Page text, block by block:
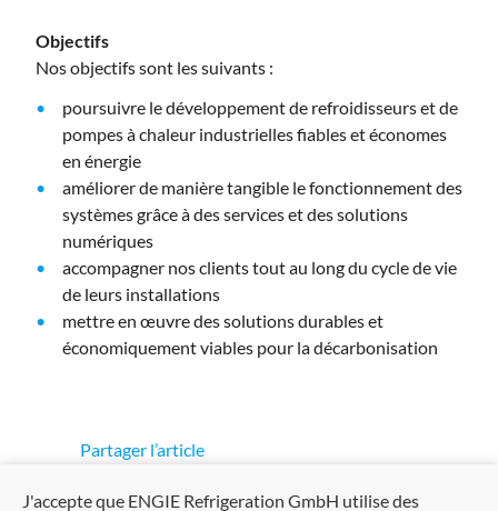
Objectifs
Nos objectifs sont les suivants :
poursuivre le développement de refroidisseurs et de
pompes à chaleur industrielles fiables et économes
en énergie
améliorer de manière tangible le fonctionnement des
systèmes grâce à des services et des solutions
numériques
accompagner nos clients tout au long du cycle de vie
de leurs installations
mettre en œuvre des solutions durables et
économiquement viables pour la décarbonisation
Partager l’article
J'accepte que ENGIE Refrigeration GmbH utilise des